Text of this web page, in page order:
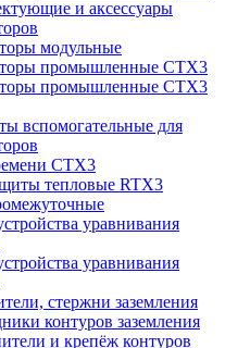
и аксессуары
модульные
промышленные CTX3
промышленные CTX3
вспомогательные для
CTX3
тепловые RTX3
уравнивания
уравнивания
стержни заземления
контуров заземления
и крепёж контуров